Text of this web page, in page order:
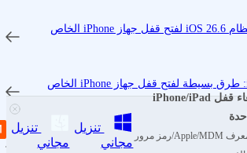
طرق تجاوز نظام iOS 26.6 لفتح قفل جهاز iPhone الخاص
تجاوز iOS 27: طرق بسيطة لفتح قفل جهاز iPhone الخاص
تجاوز قفل التنشيط في نظام iOS 26.5: ٨ طرق مجربة
4uKey - أداة إلغاء قفل iPhone/iPad
فتح قفل الشاشة/معرف Apple/MDM/رمز مرور
تنزيل
مجاني
تنزيل
مجاني